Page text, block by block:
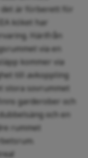
är förberett för
köket har
Härifrån
via en
kommer via
till avkoppling
stora sovrummet
garderober och
och en
rummet